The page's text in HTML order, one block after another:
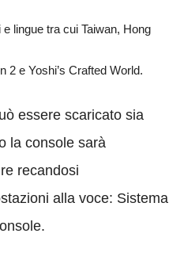
lingue tra cui Taiwan, Hong
2 e Yoshi’s Crafted World.
essere scaricato sia
la console sarà
recandosi
alla voce: Sistema